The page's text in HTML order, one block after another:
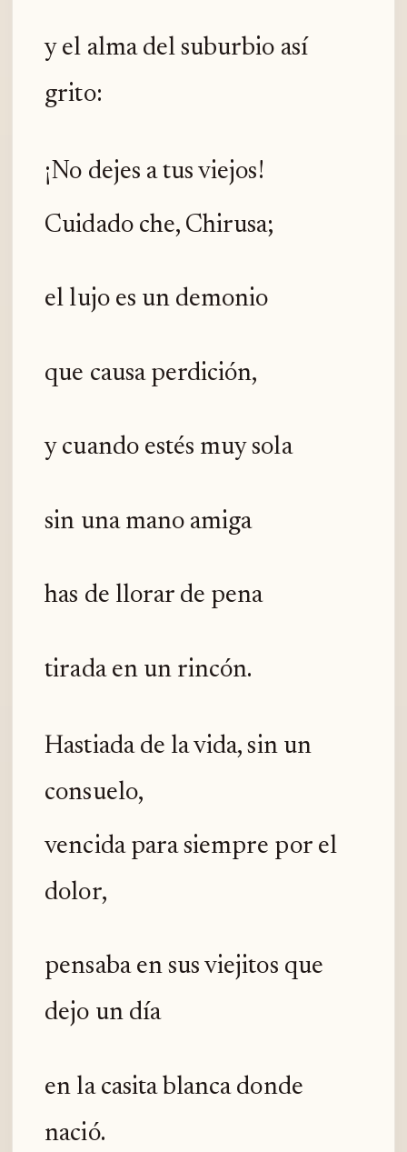
y el alma del suburbio así
grito:
¡No dejes a tus viejos!
Cuidado che, Chirusa;
el lujo es un demonio
que causa perdición,
y cuando estés muy sola
sin una mano amiga
has de llorar de pena
tirada en un rincón.
Hastiada de la vida, sin un
consuelo,
vencida para siempre por el
dolor,
pensaba en sus viejitos que
dejo un día
en la casita blanca donde
nació.